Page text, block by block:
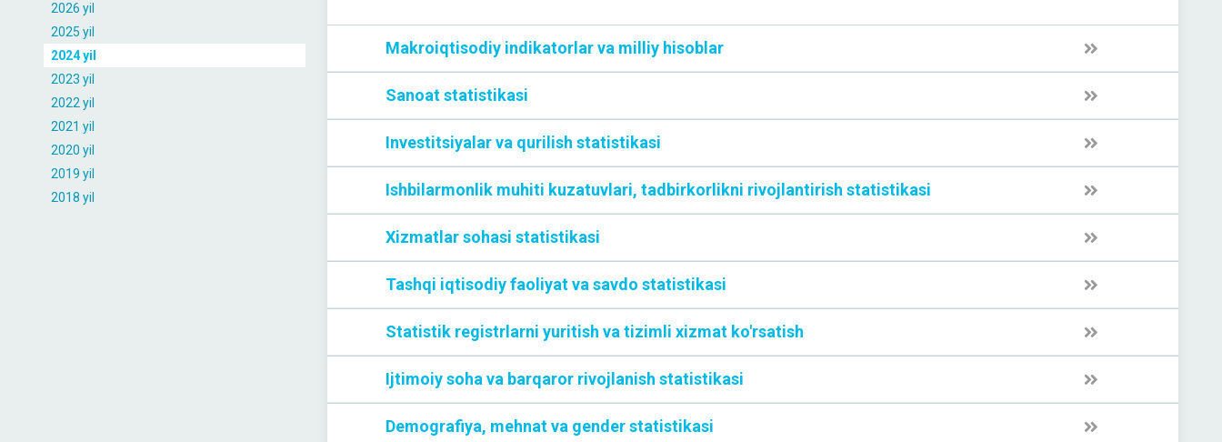
2026 yil
2025 yil
2024 yil
2023 yil
2022 yil
2021 yil
2020 yil
2019 yil
2018 yil
Makroiqtisodiy indikatorlar va milliy hisoblar
Sanoat statistikasi
Investitsiyalar va qurilish statistikasi
Ishbilarmonlik muhiti kuzatuvlari, tadbirkorlikni rivojlantirish statistikasi
Xizmatlar sohasi statistikasi
Tashqi iqtisodiy faoliyat va savdo statistikasi
Statistik registrlarni yuritish va tizimli xizmat ko'rsatish
Ijtimoiy soha va barqaror rivojlanish statistikasi
Demografiya, mehnat va gender statistikasi